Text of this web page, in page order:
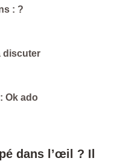
: ?
discuter
Ok ado
dans l’œil ? Il